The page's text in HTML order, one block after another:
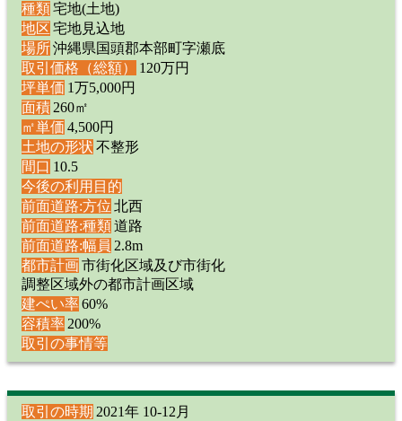
種類 宅地(土地)
地区 宅地見込地
場所沖縄県国頭郡本部町字瀬底
取引価格（総額）
120万円
坪単価 1万5,000円
面積260㎡
㎡単価 4,500円
土地の形状 不整形
間口 10.5
今後の利用目的
前面道路:方位 北西
前面道路:種類 道路
前面道路:幅員 2.8m
都市計画 市街化区域及び市街化
調整区域外の都市計画区域
建ぺい率60%
容積率200%
取引の事情等
取引の時期 2021年 10-12月